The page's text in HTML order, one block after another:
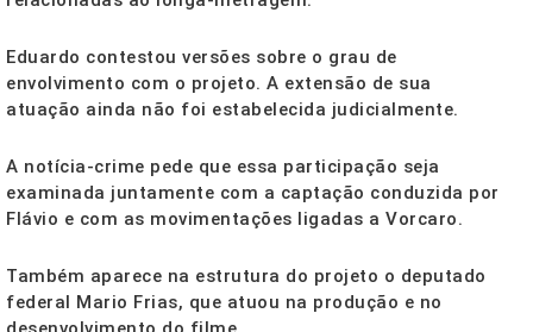
Eduardo contestou versões sobre o grau de
envolvimento com o projeto. A extensão de sua
atuação ainda não foi estabelecida judicialmente.
A notícia-crime pede que essa participação seja
examinada juntamente com a captação conduzida por
Flávio e com as movimentações ligadas a Vorcaro.
Também aparece na estrutura do projeto o deputado
federal Mario Frias, que atuou na produção e no